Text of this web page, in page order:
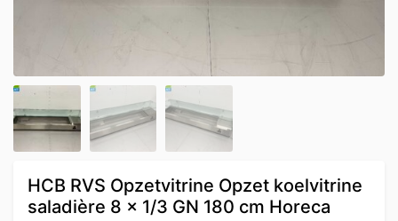
HCB RVS Opzetvitrine Opzet koelvitrine
saladière 8 x 1/3 GN 180 cm Horeca